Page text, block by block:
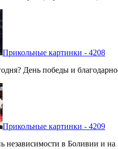
Прикольные картинки - 4208
День победы и
Прикольные картинки - 4209
независимости в Боливии и